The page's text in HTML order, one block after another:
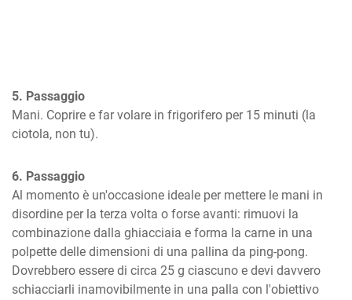
5. Passaggio
Mani. Coprire e far volare in frigorifero per 15 minuti (la
ciotola, non tu).
6. Passaggio
Al momento è un'occasione ideale per mettere le mani in
disordine per la terza volta o forse avanti: rimuovi la
combinazione dalla ghiacciaia e forma la carne in una
polpette delle dimensioni di una pallina da ping-pong.
Dovrebbero essere di circa 25 g ciascuno e devi davvero
schiacciarli inamovibilmente in una palla con l'obiettivo